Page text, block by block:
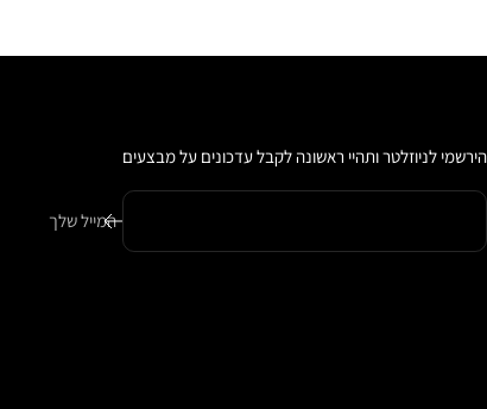
הירשמי לניוזלטר ותהיי ראשונה לקבל עדכונים על מבצעים
המייל שלך